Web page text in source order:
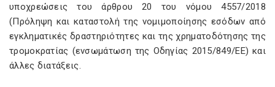
υποχρεώσεις του άρθρου 20 του νόμου 4557/2018
(Πρόληψη και καταστολή της νομιμοποίησης εσόδων από
εγκληματικές δραστηριότητες και της χρηματοδότησης της
τρομοκρατίας (ενσωμάτωση της Οδηγίας 2015/849/ΕΕ) και
άλλες διατάξεις.